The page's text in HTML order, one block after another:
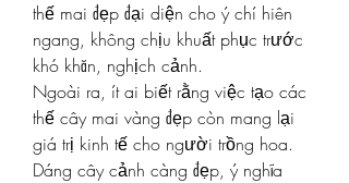
thế mai đẹp đại diện cho ý chí hiên
ngang, không chịu khuất phục trước
khó khăn, nghịch cảnh.
Ngoài ra, ít ai biết rằng việc tạo các
thế cây mai vàng đẹp còn mang lại
giá trị kinh tế cho người trồng hoa.
Dáng cây cảnh càng đẹp, ý nghĩa